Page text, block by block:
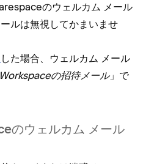
のウ⁠ェルカム メ⁠ール
ルは無視してかまいませ
した場合⁠、ウ⁠ェルカム メ⁠ール
の招待メ⁠ール⁠」で
のウ⁠ェルカム メ⁠ール